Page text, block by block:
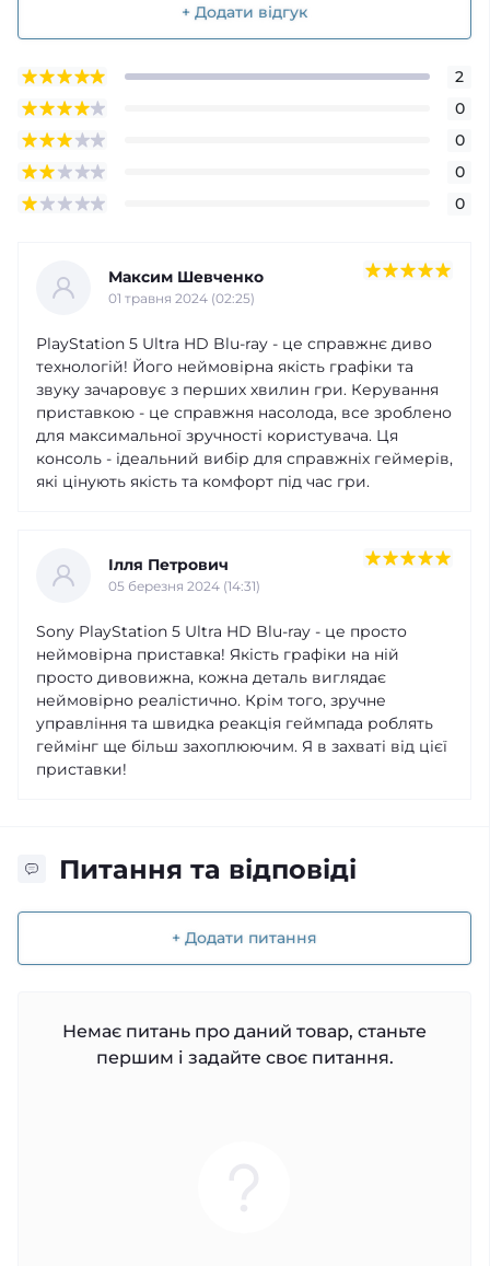
+ Додати відгук
2
0
0
0
0
Максим Шевченко
01 травня 2024 (02:25)
PlayStation 5 Ultra HD Blu-ray - це справжнє диво
технологій! Його неймовірна якість графіки та
звуку зачаровує з перших хвилин гри. Керування
приставкою - це справжня насолода, все зроблено
для максимальної зручності користувача. Ця
консоль - ідеальний вибір для справжніх геймерів,
які цінують якість та комфорт під час гри.
Ілля Петрович
05 березня 2024 (14:31)
Sony PlayStation 5 Ultra HD Blu-ray - це просто
неймовірна приставка! Якість графіки на ній
просто дивовижна, кожна деталь виглядає
неймовірно реалістично. Крім того, зручне
управління та швидка реакція геймпада роблять
геймінг ще більш захоплюючим. Я в захваті від цієї
приставки!
Питання та відповіді
+ Додати питання
Немає питань про даний товар, станьте
першим і задайте своє питання.